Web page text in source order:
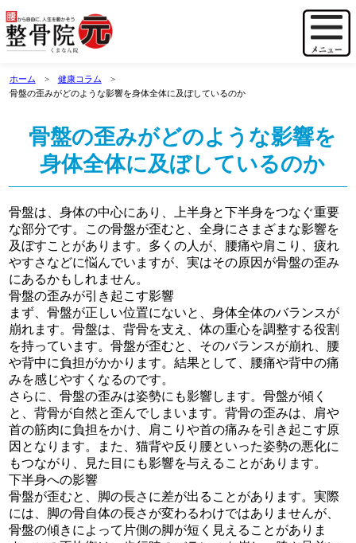
ホーム
健康コラム
骨盤の歪みがどのような影響を身体全体に及ぼしているのか
骨盤の歪みがどのような影響を
身体全体に及ぼしているのか
骨盤は、身体の中心にあり、上半身と下半身をつなぐ重要
な部分です。この骨盤が歪むと、全身にさまざまな影響を
及ぼすことがあります。多くの人が、腰痛や肩こり、疲れ
やすさなどに悩んでいますが、実はその原因が骨盤の歪み
にあるかもしれません。
骨盤の歪みが引き起こす影響
まず、骨盤が正しい位置にないと、身体全体のバランスが
崩れます。骨盤は、背骨を支え、体の重心を調整する役割
を持っています。骨盤が歪むと、そのバランスが崩れ、腰
や背中に負担がかかります。結果として、腰痛や背中の痛
みを感じやすくなるのです。
さらに、骨盤の歪みは姿勢にも影響します。骨盤が傾く
と、背骨が自然と歪んでしまいます。背骨の歪みは、肩や
首の筋肉に負担をかけ、肩こりや首の痛みを引き起こす原
因となります。また、猫背や反り腰といった姿勢の悪化に
もつながり、見た目にも影響を与えることがあります。
下半身への影響
骨盤が歪むと、脚の長さに差が出ることがあります。実際
には、脚の骨自体の長さが変わるわけではありませんが、
骨盤の傾きによって片側の脚が短く見えることがありま